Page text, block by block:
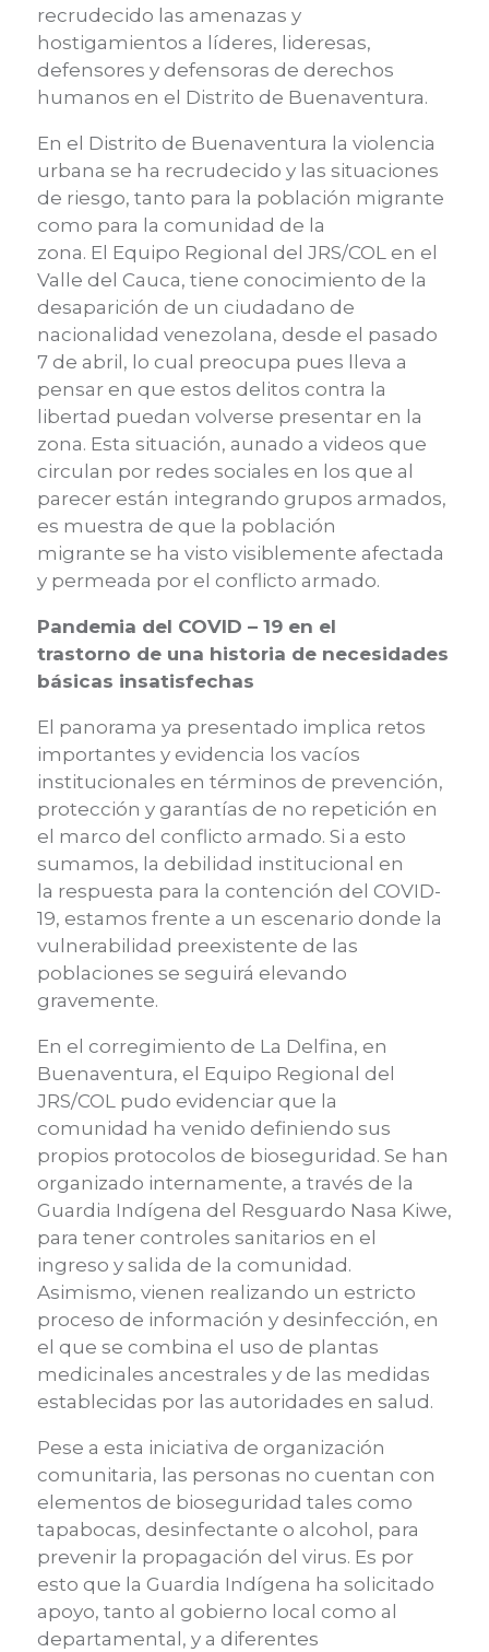
recrudecido las amenazas y
hostigamientos a líderes, lideresas,
defensores y defensoras de derechos
humanos en el Distrito de Buenaventura.
En el Distrito de Buenaventura la violencia
urbana se ha recrudecido y las situaciones
de riesgo, tanto para la población migrante
como para la comunidad de la
zona. El Equipo Regional del JRS/COL en el
Valle del Cauca, tiene conocimiento de la
desaparición de un ciudadano de
nacionalidad venezolana, desde el pasado
7 de abril, lo cual preocupa pues lleva a
pensar en que estos delitos contra la
libertad puedan volverse presentar en la
zona. Esta situación, aunado a videos que
circulan por redes sociales en los que al
parecer están integrando grupos armados,
es muestra de que la población
migrante se ha visto visiblemente afectada
y permeada por el conflicto armado.
Pandemia del COVID – 19 en el
trastorno de una historia de necesidades
básicas insatisfechas
El panorama ya presentado implica retos
importantes y evidencia los vacíos
institucionales en términos de prevención,
protección y garantías de no repetición en
el marco del conflicto armado. Si a esto
sumamos, la debilidad institucional en
la respuesta para la contención del COVID-
19, estamos frente a un escenario donde la
vulnerabilidad preexistente de las
poblaciones se seguirá elevando
gravemente.
En el corregimiento de La Delfina, en
Buenaventura, el Equipo Regional del
JRS/COL pudo evidenciar que la
comunidad ha venido definiendo sus
propios protocolos de bioseguridad. Se han
organizado internamente, a través de la
Guardia Indígena del Resguardo Nasa Kiwe,
para tener controles sanitarios en el
ingreso y salida de la comunidad.
Asimismo, vienen realizando un estricto
proceso de información y desinfección, en
el que se combina el uso de plantas
medicinales ancestrales y de las medidas
establecidas por las autoridades en salud.
Pese a esta iniciativa de organización
comunitaria, las personas no cuentan con
elementos de bioseguridad tales como
tapabocas, desinfectante o alcohol, para
prevenir la propagación del virus. Es por
esto que la Guardia Indígena ha solicitado
apoyo, tanto al gobierno local como al
departamental, y a diferentes